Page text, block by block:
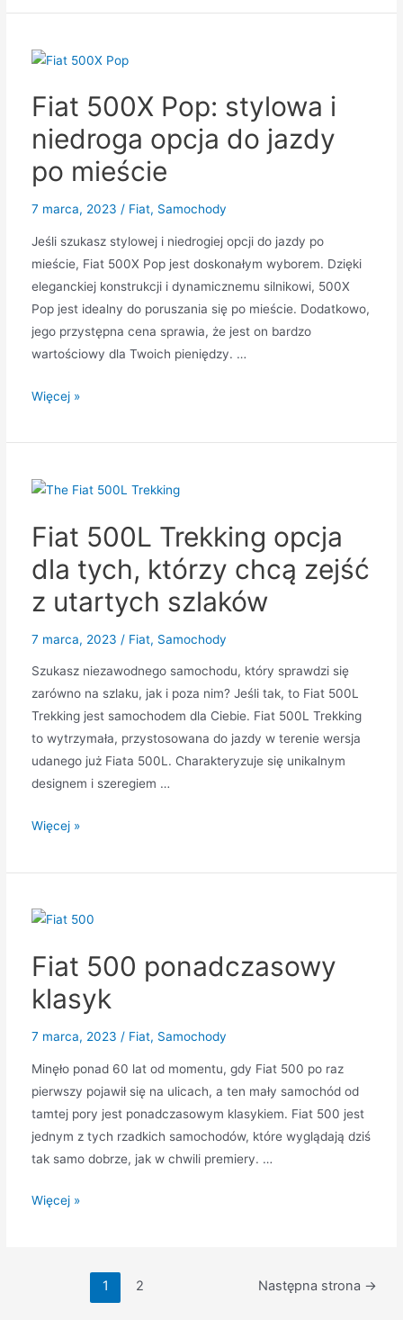
126P
się
klasykiem
Fiat 500X Pop: stylowa i
niedroga opcja do jazdy
po mieście
7 marca, 2023 / Fiat, Samochody
Jeśli szukasz stylowej i niedrogiej opcji do jazdy po
mieście, Fiat 500X Pop jest doskonałym wyborem. Dzięki
eleganckiej konstrukcji i dynamicznemu silnikowi, 500X
Pop jest idealny do poruszania się po mieście. Dodatkowo,
jego przystępna cena sprawia, że jest on bardzo
wartościowy dla Twoich pieniędzy. …
Fiat
Pop:
i
opcja
jazdy
po
Więcej »
Fiat 500L Trekking opcja
dla tych, którzy chcą zejść
z utartych szlaków
7 marca, 2023 / Fiat, Samochody
Szukasz niezawodnego samochodu, który sprawdzi się
zarówno na szlaku, jak i poza nim? Jeśli tak, to Fiat 500L
Trekking jest samochodem dla Ciebie. Fiat 500L Trekking
to wytrzymała, przystosowana do jazdy w terenie wersja
udanego już Fiata 500L. Charakteryzuje się unikalnym
designem i szeregiem …
Fiat
Trekking
dla
którzy
zejść
szlaków
Więcej »
Fiat 500 ponadczasowy
klasyk
7 marca, 2023 / Fiat, Samochody
Minęło ponad 60 lat od momentu, gdy Fiat 500 po raz
pierwszy pojawił się na ulicach, a ten mały samochód od
tamtej pory jest ponadczasowym klasykiem. Fiat 500 jest
jednym z tych rzadkich samochodów, które wyglądają dziś
tak samo dobrze, jak w chwili premiery. …
Fiat
Więcej »
1 2 Następna strona →